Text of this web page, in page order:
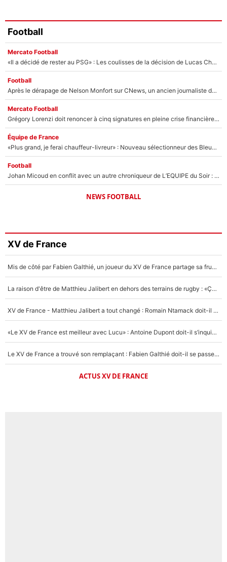
Football
Mercato Football
«Il a décidé de rester au PSG» : Les coulisses de la décision de Lucas Chevalier pour son transfert
Football
Après le dérapage de Nelson Monfort sur CNews, un ancien journaliste de France Télévisions relance la polémique sur les incendies en Gironde
Mercato Football
Grégory Lorenzi doit renoncer à cinq signatures en pleine crise financière : L’IA propose sept noms à l’OM pour un mercato réussi... à seulement 5M€ !
Équipe de France
«Plus grand, je ferai chauffeur-livreur» : Nouveau sélectionneur des Bleus, Zinédine Zidane s’était imaginé un avenir très différent lorsqu'il était enfant
Football
Johan Micoud en conflit avec un autre chroniqueur de L’EQUIPE du Soir : «Pendant un moment, je ne les ai pas remis ensemble dans l'émission»
NEWS FOOTBALL
XV de France
Mis de côté par Fabien Galthié, un joueur du XV de France partage sa frustration : «ils ne me l’ont pas dit tout de suite»
La raison d'être de Matthieu Jalibert en dehors des terrains de rugby : «Ça m'atteint autant que si tu touches à un membre de ma famille»
XV de France - Matthieu Jalibert a tout changé : Romain Ntamack doit-il s’inquiéter pour sa place à un an de la Coupe du monde ?
«Le XV de France est meilleur avec Lucu» : Antoine Dupont doit-il s’inquiéter pour sa place ?
Le XV de France a trouvé son remplaçant : Fabien Galthié doit-il se passer d'Antoine Dupont ?
ACTUS XV DE FRANCE